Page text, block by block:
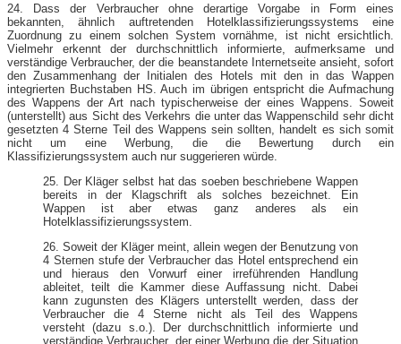
24. Dass der Verbraucher ohne derartige Vorgabe in Form eines
bekannten, ähnlich auftretenden Hotelklassifizierungssystems eine
Zuordnung zu einem solchen System vornähme, ist nicht ersichtlich.
Vielmehr erkennt der durchschnittlich informierte, aufmerksame und
verständige Verbraucher, der die beanstandete Internetseite ansieht, sofort
den Zusammenhang der Initialen des Hotels mit den in das Wappen
integrierten Buchstaben HS. Auch im übrigen entspricht die Aufmachung
des Wappens der Art nach typischerweise der eines Wappens. Soweit
(unterstellt) aus Sicht des Verkehrs die unter das Wappenschild sehr dicht
gesetzten 4 Sterne Teil des Wappens sein sollten, handelt es sich somit
nicht um eine Werbung, die die Bewertung durch ein
Klassifizierungssystem auch nur suggerieren würde.
25. Der Kläger selbst hat das soeben beschriebene Wappen
bereits in der Klagschrift als solches bezeichnet. Ein
Wappen ist aber etwas ganz anderes als ein
Hotelklassifizierungssystem.
26. Soweit der Kläger meint, allein wegen der Benutzung von
4 Sternen stufe der Verbraucher das Hotel entsprechend ein
und hieraus den Vorwurf einer irreführenden Handlung
ableitet, teilt die Kammer diese Auffassung nicht. Dabei
kann zugunsten des Klägers unterstellt werden, dass der
Verbraucher die 4 Sterne nicht als Teil des Wappens
versteht (dazu s.o.). Der durchschnittlich informierte und
verständige Verbraucher, der einer Werbung die der Situation